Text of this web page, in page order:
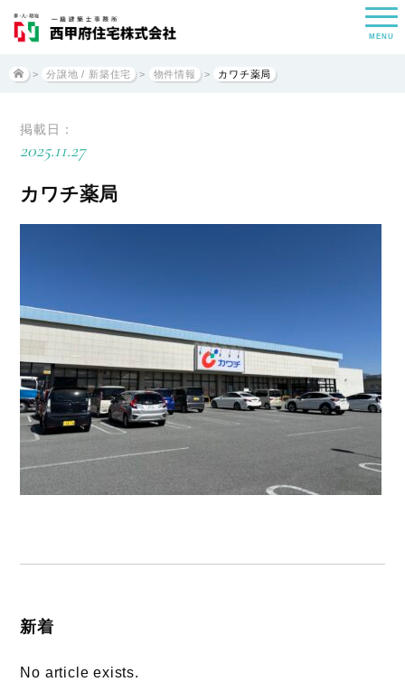
MENU
> 分譲地 / 新築住宅 > 物件情報 > カワチ薬局
掲載日：
2025.11.27
カワチ薬局
新着
No article exists.